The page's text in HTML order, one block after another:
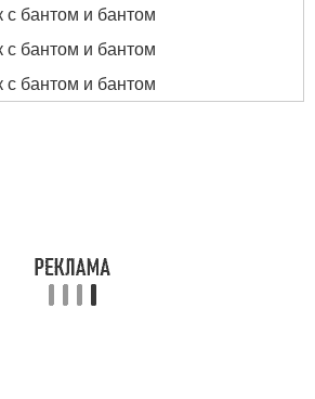
с бантом и бантом
с бантом и бантом
с бантом и бантом